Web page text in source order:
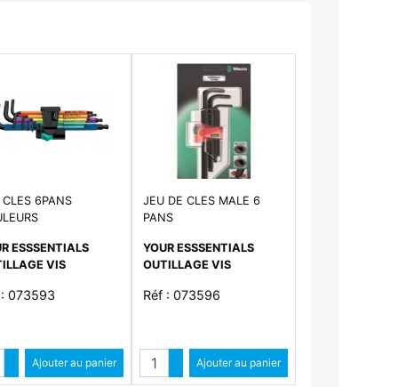
6PANS
ESSSENTIALS
VIS
: 073593
Augmenter quantité
Diminuer quantité
Ajouter au panier
JEU DE CLES MALE 6
PANS
YOUR ESSSENTIALS
OUTILLAGE VIS
Réf : 073596
QuantitéAugmenter quantité
Diminuer quantité
Ajouter au panier